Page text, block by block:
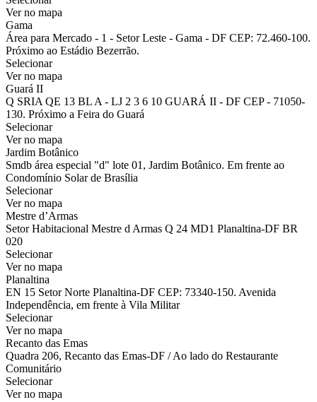
Ver no mapa
Gama
Área para Mercado - 1 - Setor Leste - Gama - DF CEP: 72.460-100.
Próximo ao Estádio Bezerrão.
Selecionar
Ver no mapa
Guará II
Q SRIA QE 13 BL A - LJ 2 3 6 10 GUARÁ II - DF CEP - 71050-
130. Próximo a Feira do Guará
Selecionar
Ver no mapa
Jardim Botânico
Smdb área especial "d" lote 01, Jardim Botânico. Em frente ao
Condomínio Solar de Brasília
Selecionar
Ver no mapa
Mestre d’Armas
Setor Habitacional Mestre d Armas Q 24 MD1 Planaltina-DF BR
020
Selecionar
Ver no mapa
Planaltina
EN 15 Setor Norte Planaltina-DF CEP: 73340-150. Avenida
Independência, em frente à Vila Militar
Selecionar
Ver no mapa
Recanto das Emas
Quadra 206, Recanto das Emas-DF / Ao lado do Restaurante
Comunitário
Selecionar
Ver no mapa